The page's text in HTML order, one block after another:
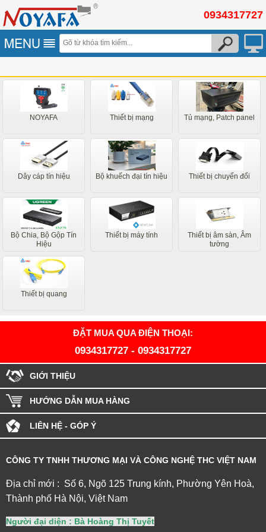
0934317727
NOYAFA Thiết bị mạng Tủ mạng, Patch panel
Dây cáp tín hiệu Bộ khuếch đại tín hiệu Thiết bị chuyển đổi
Bộ Chia, Bộ Gộp Tín
Hiệu
Thiết bị máy tính
Thiết bị âm sàn, Âm
tường
Thiết bị quang
ĐẶT MUA QUA ĐIỆN THOẠI:
0934317727 - 0934317727
GIỚI THIỆU
HƯỚNG DẪN MUA HÀNG
LIÊN HỆ - GÓP Ý
CÔNG TY TNHH THƯƠNG MẠI VÀ CÔNG NGHỆ THC VIỆT NAM
Địa chỉ mới : Số 6, Ngõ 125 Trung kính, Phường Yên Hoà,
Thành phố Hà Nội, Việt Nam
Người đại diện : Bà Hoàng Thị Tuyết